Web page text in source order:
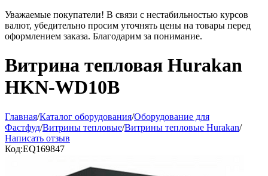
Уважаемые покупатели! В связи с нестабильностью курсов
валют, убедительно просим уточнять цены на товары перед
оформлением заказа. Благодарим за понимание.
Витрина тепловая Hurakan
HKN-WD10B
Главная/Каталог оборудования/Оборудование для
Фастфуд/Витрины тепловые/Витрины тепловые Hurakan/
Написать отзыв
Код:EQ169847